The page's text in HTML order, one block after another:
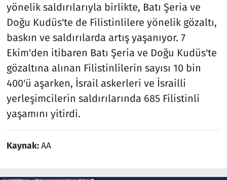
yönelik saldırılarıyla birlikte, Batı Şeria ve
Doğu Kudüs'te de Filistinlilere yönelik gözaltı,
baskın ve saldırılarda artış yaşanıyor. 7
Ekim'den itibaren Batı Şeria ve Doğu Kudüs'te
gözaltına alınan Filistinlilerin sayısı 10 bin
400'ü aşarken, İsrail askerleri ve İsrailli
yerleşimcilerin saldırılarında 685 Filistinli
yaşamını yitirdi.
Kaynak:AA